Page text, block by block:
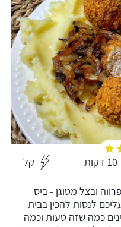
קל
ובצל מטוגן - ביס
לנסות להכין בבית
כמה שזה טעות וכמה